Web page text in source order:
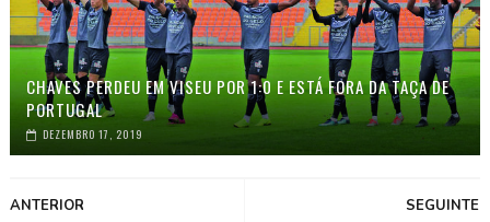
CHAVES PERDEU EM VISEU POR 1:0 E ESTÁ FORA DA TAÇA DE
PORTUGAL
DEZEMBRO 17, 2019
SEGUINTE
ANTERIOR